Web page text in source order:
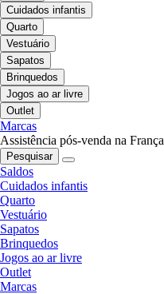
Cuidados infantis
Quarto
Vestuário
Sapatos
Brinquedos
Jogos ao ar livre
Outlet
Marcas
Assistência pós-venda na França
Pesquisar
Saldos
Cuidados infantis
Quarto
Vestuário
Sapatos
Brinquedos
Jogos ao ar livre
Outlet
Marcas